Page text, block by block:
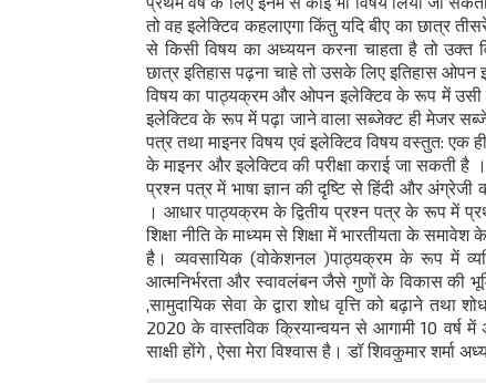
तो वह इलेक्टिव कहलाएगा किंतु यदि बीए का छात्र
से किसी विषय का अध्ययन करना चाहता है तो उक्त
छात्र इतिहास पढ़ना चाहे तो उसके लिए इतिहास
विषय का पाठ्यक्रम और ओपन इलेक्टिव के रूप में उसी
इलेक्टिव के रूप में पढ़ा जाने वाला सब्जेक्ट ही मेजर
पत्र तथा माइनर विषय एवं इलेक्टिव विषय वस्तुत: एक
के माइनर और इलेक्टिव की परीक्षा कराई जा सकती है
प्रश्न पत्र में भाषा ज्ञान की दृष्टि से हिंदी और
। आधार पाठ्यक्रम के द्वितीय प्रश्न पत्र के रूप में
शिक्षा नीति के माध्यम से शिक्षा में भारतीयता के
है। व्यवसायिक (वोकेशनल )पाठ्यक्रम के रूप में
आत्मनिर्भरता और स्वावलंबन जैसे गुणों के विकास की
,सामुदायिक सेवा के द्वारा शोध वृत्ति को बढ़ाने तथा
2020 के वास्तविक क्रियान्वयन से आगामी 10 वर्ष
साक्षी होंगे , ऐसा मेरा विश्वास है। डॉ शिवकुमार शर्मा